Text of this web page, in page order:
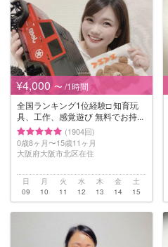
¥4,000 〜 /1時間
全国ランキング1位経験□️ 知育玩
具、工作、感覚遊び 無料でお持...
(1904回)
0歳8ヶ月〜15歳11ヶ月
大阪府大阪市北区在住
日
09
月
10
火
11
水
12
木
13
金
14
土
15